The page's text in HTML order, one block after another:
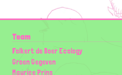
Team
Folkert de Boer Ecology
Groen Gegeven
Maurice Prins